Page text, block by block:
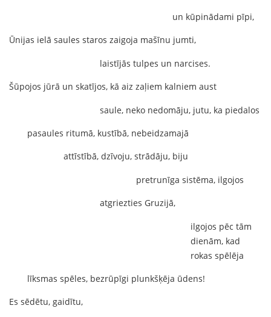
un kūpinādami pīpi,
Ūnijas ielā saules staros zaigoja mašīnu jumti,
laistījās tulpes un narcises.
Šūpojos jūrā un skatījos, kā aiz zaļiem kalniem aust
saule, neko nedomāju, jutu, ka piedalos
pasaules ritumā, kustībā, nebeidzamajā
attīstībā, dzīvoju, strādāju, biju
pretrunīga sistēma, ilgojos
atgriezties Gruzijā,
ilgojos pēc tām
dienām, kad
rokas spēlēja
līksmas spēles, bezrūpīgi plunkšķēja ūdens!
Es sēdētu, gaidītu,